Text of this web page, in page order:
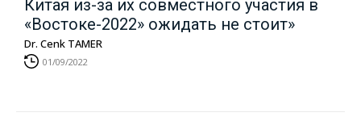
Китая из-за их совместного участия в
«Востоке-2022» ожидать не стоит»
Dr. Cenk TAMER
01/09/2022